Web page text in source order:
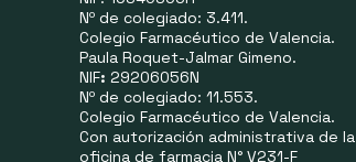
Nº de colegiado: 3.411.
Colegio Farmacéutico de Valencia.
Paula Roquet-Jalmar Gimeno.
NIF: 29206056N
Nº de colegiado: 11.553.
Colegio Farmacéutico de Valencia.
Con autorización administrativa de la
oficina de farmacia N° V231-F